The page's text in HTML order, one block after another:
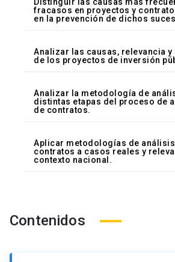
Distinguir las causas más
fracasos en proyectos y
en la prevención de dichos
Analizar las causas, relevancia
de los proyectos de inversión
Analizar la metodología de
distintas etapas del proceso de
de contratos.
Aplicar metodologías de
contratos a casos reales y
contexto nacional.
Contenidos